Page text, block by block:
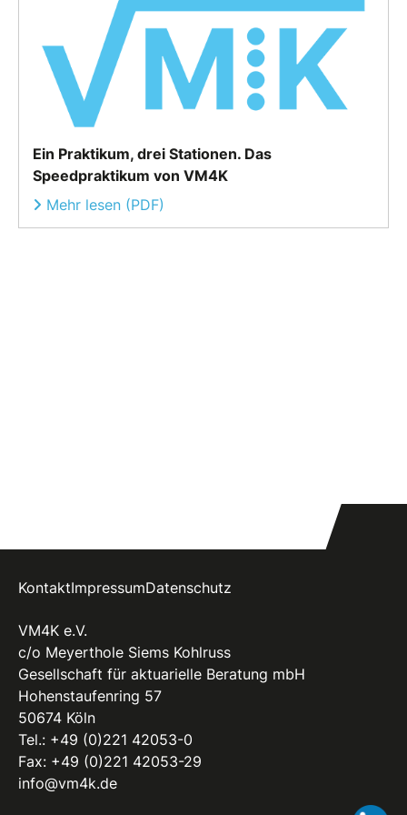
Ein Praktikum, drei Stationen. Das
Speedpraktikum von VM4K
Mehr lesen (PDF)
KontaktImpressumDatenschutz
VM4K e.V.
c/o Meyerthole Siems Kohlruss
Gesellschaft für aktuarielle Beratung mbH
Hohenstaufenring 57
50674 Köln
Tel.: +49 (0)221 42053-0
Fax: +49 (0)221 42053-29
info@vm4k.de